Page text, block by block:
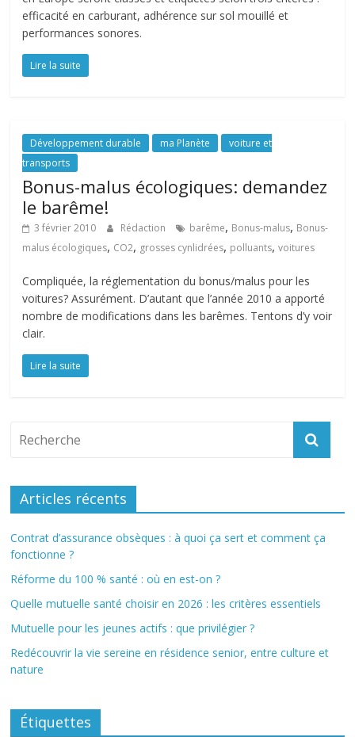
efficacité en carburant, adhérence sur sol mouillé et
performances sonores.
Lire la suite
Développement durable ma Planète
voiture et
transports
Bonus-malus écologiques: demandez
le barême!
3 février 2010 Rédaction barême, Bonus-malus, Bonus-
malus écologiques, CO2, grosses cynlidrées, polluants,voitures
Compliquée, la réglementation du bonus/malus pour les
voitures? Assurément. D’autant que l’année 2010 a apporté
nombre de modifications dans les barêmes. Tentons d’y voir
clair.
Lire la suite
Articles récents
Contrat d’assurance obsèques : à quoi ça sert et comment ça
fonctionne ?
Réforme du 100 % santé : où en est-on ?
Quelle mutuelle santé choisir en 2026 : les critères essentiels
Mutuelle pour les jeunes actifs : que privilégier ?
Redécouvrir la vie sereine en résidence senior, entre culture et
nature
Étiquettes